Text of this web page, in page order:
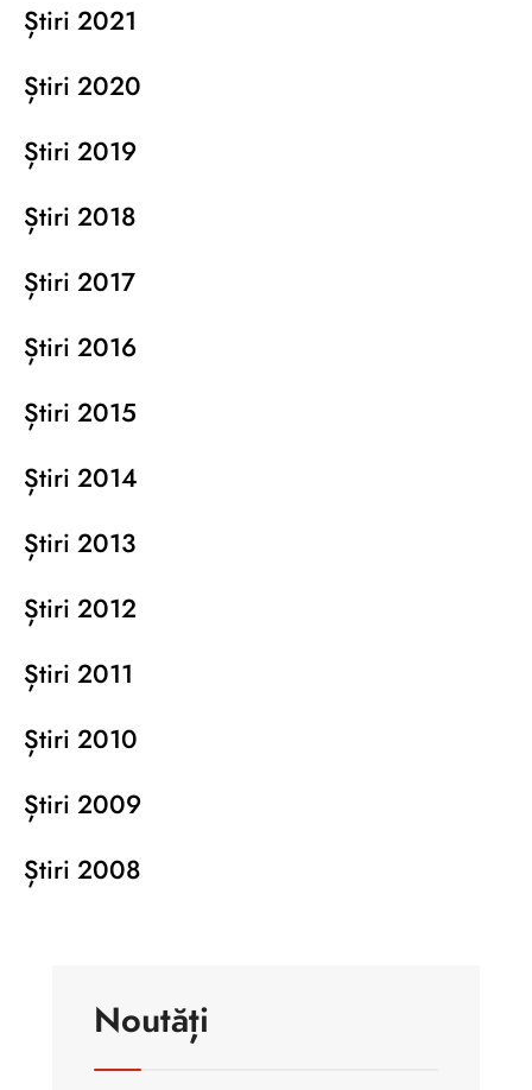
Știri 2021
Știri 2020
Știri 2019
Știri 2018
Știri 2017
Știri 2016
Știri 2015
Știri 2014
Știri 2013
Știri 2012
Știri 2011
Știri 2010
Știri 2009
Știri 2008
Noutăți